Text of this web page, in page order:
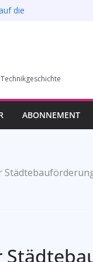
die
in Bochum vom
ABONNEMENT